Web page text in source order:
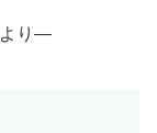
より—